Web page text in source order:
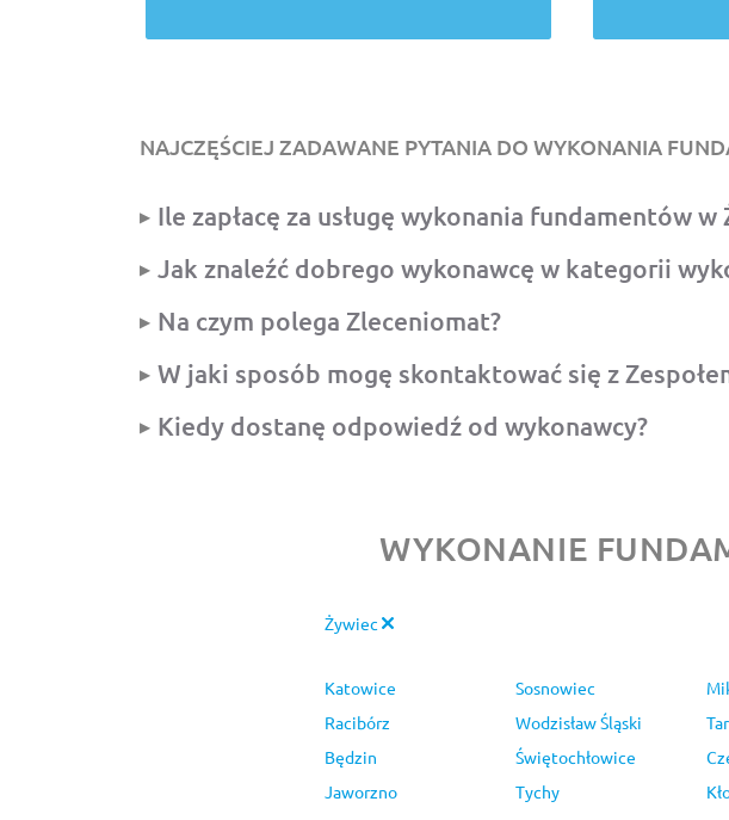
NAJCZĘŚCIEJ ZADAWANE PYTANIA DO WYKONANIA
Ile zapłacę za usługę wykonania fundamentów w
Jak znaleźć dobrego wykonawcę w kategorii
Na czym polega Zleceniomat?
W jaki sposób mogę skontaktować się z
Kiedy dostanę odpowiedź od wykonawcy?
WYKONANIE
Żywiec
Katowice Sosnowiec
Racibórz
Wodzisław Śląski
Będzin
Świętochłowice
Jaworzno
Tychy